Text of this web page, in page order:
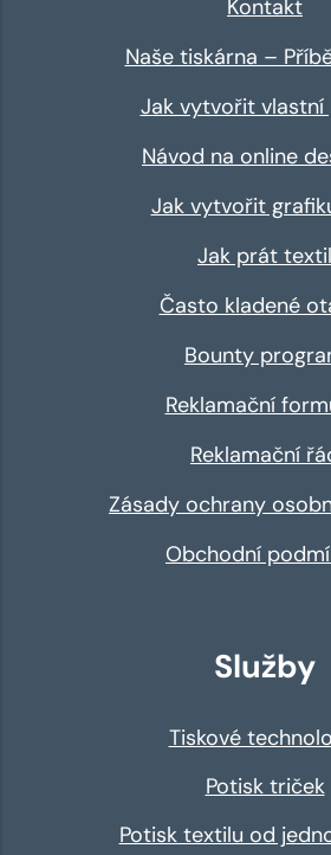
Kontakt
Naše tiskárna –
Jak vytvořit vlastní
Návod na online
Jak vytvořit
Jak prát textil
Často kladené
Bounty
Reklamační
Reklamační
Zásady ochrany
Obchodní
Služby
Tiskové
Potisk triček
Potisk textilu od